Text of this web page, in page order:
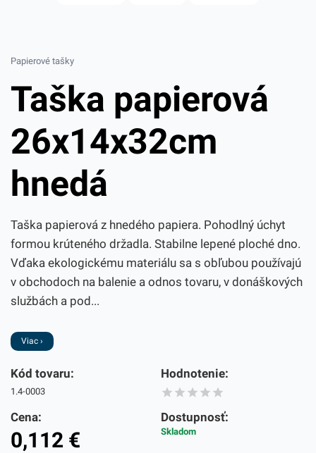
Papierové tašky
Taška papierová
26x14x32cm
hnedá
Taška papierová z hnedého papiera. Pohodlný úchyt
formou krúteného držadla. Stabilne lepené ploché dno.
Vďaka ekologickému materiálu sa s obľubou používajú
v obchodoch na balenie a odnos tovaru, v donáškových
službách a pod...
Viac ›
Kód tovaru:
1.4-0003
Hodnotenie:
Cena:
0,112 €
Dostupnosť:
Skladom